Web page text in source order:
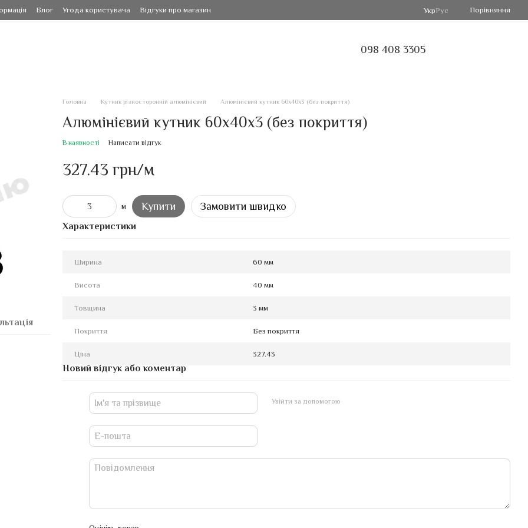
Блог Угода користувача Відгуки про магазин УкрРус Порівняння
098 408 3305
Головна Кутник різносторонній алюмінієвий Алюмінієвий кутник 60х40х3 (без покриття)
Алюмінієвий кутник 60х40х3 (без покриття)
В наявності Написати відгук
327.43 грн/м
м Купити Замовити швидко
Характеристики
Ширина 60 мм
Висота 40 мм
Товщина 3 мм
Покриття Без покриття
Ціна 327.43
Новий відгук або коментар
Увійти за допомогою